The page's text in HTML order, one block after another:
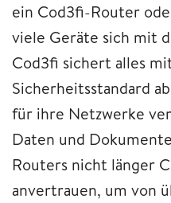
ein Cod3fi-Router
viele Geräte sich mit
Cod3fi sichert alles
Sicherheitsstandard
für ihre Netzwerke
Daten und
Routers nicht länger
anvertrauen, um von